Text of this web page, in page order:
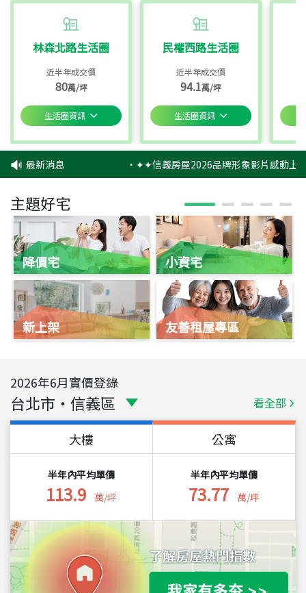
林森北路生活圈
近半年成交價
80萬/坪
生活圈資訊
民權西路生活圈
近半年成交價
94.1萬/坪
生活圈資訊
最新消息 ‧✦✦信義房屋2026品牌形象影片感動上
主題好宅
降價宅
新上架
小資宅
友善租屋專區
2026年6月實價登錄
台北市 ・ 信義區 看全部
大樓
半年內平均單價
113.9 萬/坪
公寓
半年內平均單價
73.77 萬/坪